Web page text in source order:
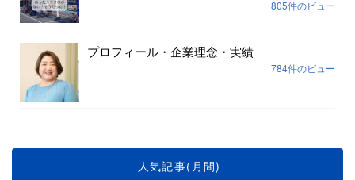
805件のビュー
プロフィール・企業理念・実績
784件のビュー
人気記事(月間)